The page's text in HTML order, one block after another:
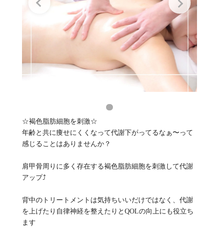
☆褐色脂肪細胞を刺激☆
年齢と共に痩せにくくなって代謝下がってるなぁ〜って
感じることはありませんか？
肩甲骨周りに多く存在する褐色脂肪細胞を刺激して代謝
アップ⤴️
背中のトリートメントは気持ちいいだけではなく、代謝
を上げたり自律神経を整えたりとQOLの向上にも役立ち
ます